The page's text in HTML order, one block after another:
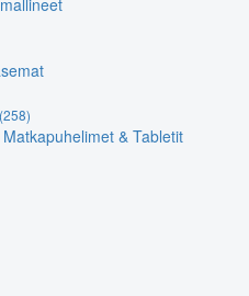
(258)
Matkapuhelimet & Tabletit